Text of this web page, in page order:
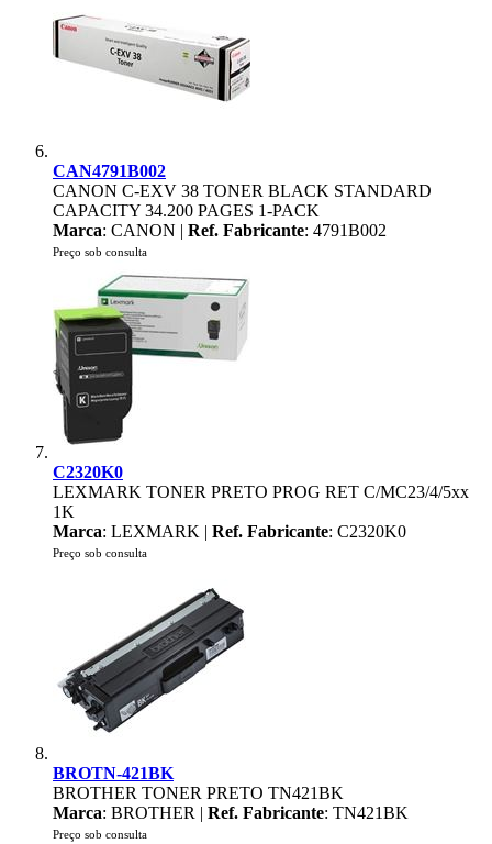
CAN4791B002
CANON C-EXV 38 TONER BLACK STANDARD
CAPACITY 34.200 PAGES 1-PACK
Marca: CANON | Ref. Fabricante: 4791B002
Preço sob consulta
C2320K0
LEXMARK TONER PRETO PROG RET C/MC23/4/5xx
1K
Marca: LEXMARK | Ref. Fabricante: C2320K0
Preço sob consulta
BROTN-421BK
BROTHER TONER PRETO TN421BK
Marca: BROTHER | Ref. Fabricante: TN421BK
Preço sob consulta